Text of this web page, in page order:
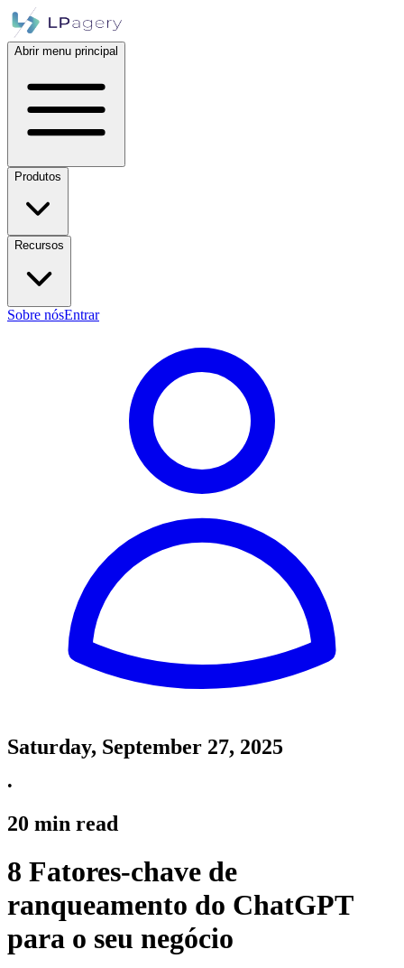
Abrir menu principal
Produtos
Recursos
Sobre nósEntrar
Saturday, September 27, 2025
•
20 min read
8 Fatores-chave de
ranqueamento do ChatGPT
para o seu negócio